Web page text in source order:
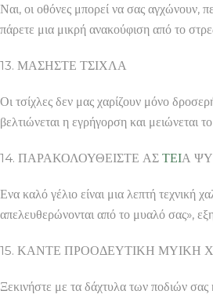
Ναι, οι οθόνες μπορεί να σας αγχώνουν,
πάρετε μια μικρή ανακούφιση από το
13. ΜΑΣΗΣΤΕ ΤΣΙΧΛΑ
Οι τσίχλες δεν μας χαρίζουν μόνο
βελτιώνεται η εγρήγορση και μειώνεται
14. ΠΑΡΑΚΟΛΟΥΘΕΙΣΤΕ ΑΣ ΤΕΙΑ
Ενα καλό γέλιο είναι μια λεπτή τεχνική
απελευθερώνονται από το μυαλό σας»,
15. ΚΑΝΤΕ ΠΡΟΟΔΕΥΤΙΚΗ ΜΥΙΚΗ
Ξεκινήστε με τα δάχτυλα των ποδιών